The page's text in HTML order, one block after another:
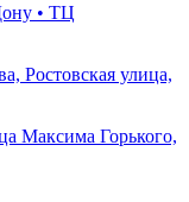
• ТЦ
Ростовская улица,
Максима Горького,